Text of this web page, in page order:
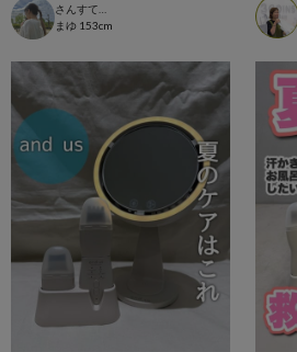
まゆ 153cm